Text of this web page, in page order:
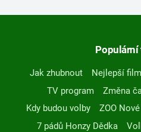
Populární
Jak zhubnout Nejlepší
TV program
Změna
Kdy budou volby
ZOO
7 pádů Honzy Dědka